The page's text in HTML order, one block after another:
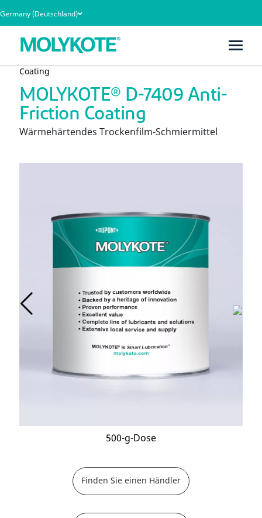
Germany (Deutschland)
Produkte
Coating
500-g-Dose
Finden Sie einen Händler
MOLYKOTE® D-7409 Anti-
Friction Coating
Wärmehärtendes Trockenfilm-Schmiermittel